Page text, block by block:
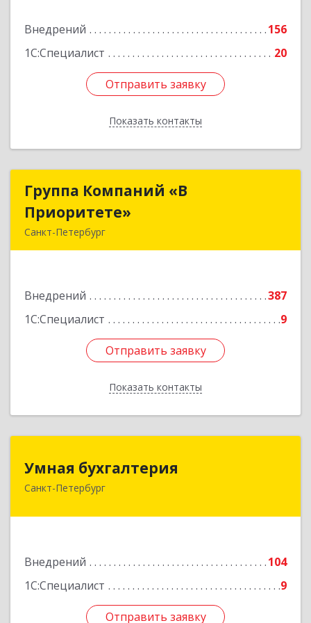
Внедрений
156
1С:Специалист
20
Отправить заявку
Показать контакты
Отправить заявку
Назад
Группа Компаний «В
Приоритете»
Санкт-Петербург
Внедрений
387
1С:Специалист
9
Отправить заявку
Показать контакты
Группа Компаний «В
Подробнее
Отправить заявку
Назад
Умная бухгалтерия
Санкт-Петербург
Внедрений
104
1С:Специалист
9
Отправить заявку
193230, Санкт-Петербург г, Крыленко ул, дом №
Отправить заявку